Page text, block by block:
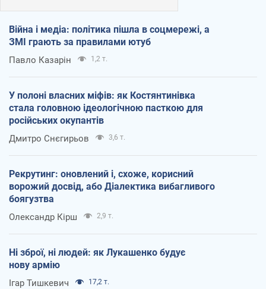
Війна і медіа: політика пішла в соцмережі, а
ЗМІ грають за правилами ютуб
Павло Казарін 1,2 т.
У полоні власних міфів: як Костянтинівка
стала головною ідеологічною пасткою для
російських окупантів
Дмитро Снєгирьов 3,6 т.
Рекрутинг: оновлений і, схоже, корисний
ворожий досвід, або Діалектика вибагливого
боягузтва
Олександр Кірш 2,9 т.
Ні зброї, ні людей: як Лукашенко будує
нову армію
Ігар Тишкевич 17,2 т.